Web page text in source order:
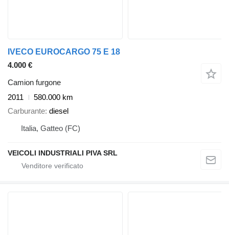
IVECO EUROCARGO 75 E 18
4.000 €
Camion furgone
2011
580.000 km
Carburante diesel
Italia, Gatteo (FC)
VEICOLI INDUSTRIALI PIVA SRL